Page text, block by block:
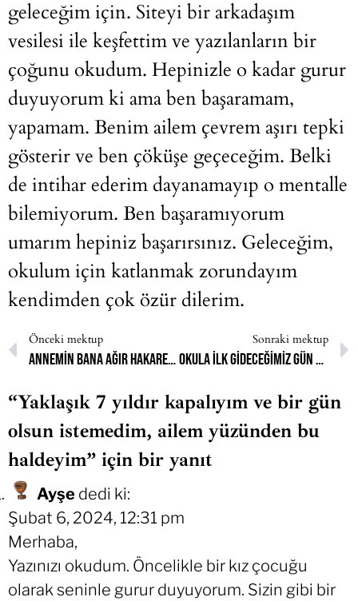
geleceğim için. Siteyi bir arkadaşım
vesilesi ile keşfettim ve yazılanların bir
çoğunu okudum. Hepinizle o kadar gurur
duyuyorum ki ama ben başaramam,
yapamam. Benim ailem çevrem aşırı tepki
gösterir ve ben çöküşe geçeceğim. Belki
de intihar ederim dayanamayıp o mentalle
bilemiyorum. Ben başaramıyorum
umarım hepiniz başarırsınız. Geleceğim,
okulum için katlanmak zorundayım
kendimden çok özür dilerim.
Önceki mektup
Annemin bana ağır hakaretlerine, hatta küçüklüğümdeyse şiddette maruz kalmaktaydım
Sonraki mektup
Okula ilk gideceğimiz gün vedalaşırken amcam kafanı, gözünü açma sakın dedi
“Yaklaşık 7 yıldır kapalıyım ve bir gün
olsun istemedim, ailem yüzünden bu
haldeyim” için bir yanıt
Ayşe dedi ki:
Şubat 6, 2024, 12:31 pm
Merhaba,
Yazınızı okudum. Öncelikle bir kız çocuğu
olarak seninle gurur duyuyorum. Sizin gibi bir